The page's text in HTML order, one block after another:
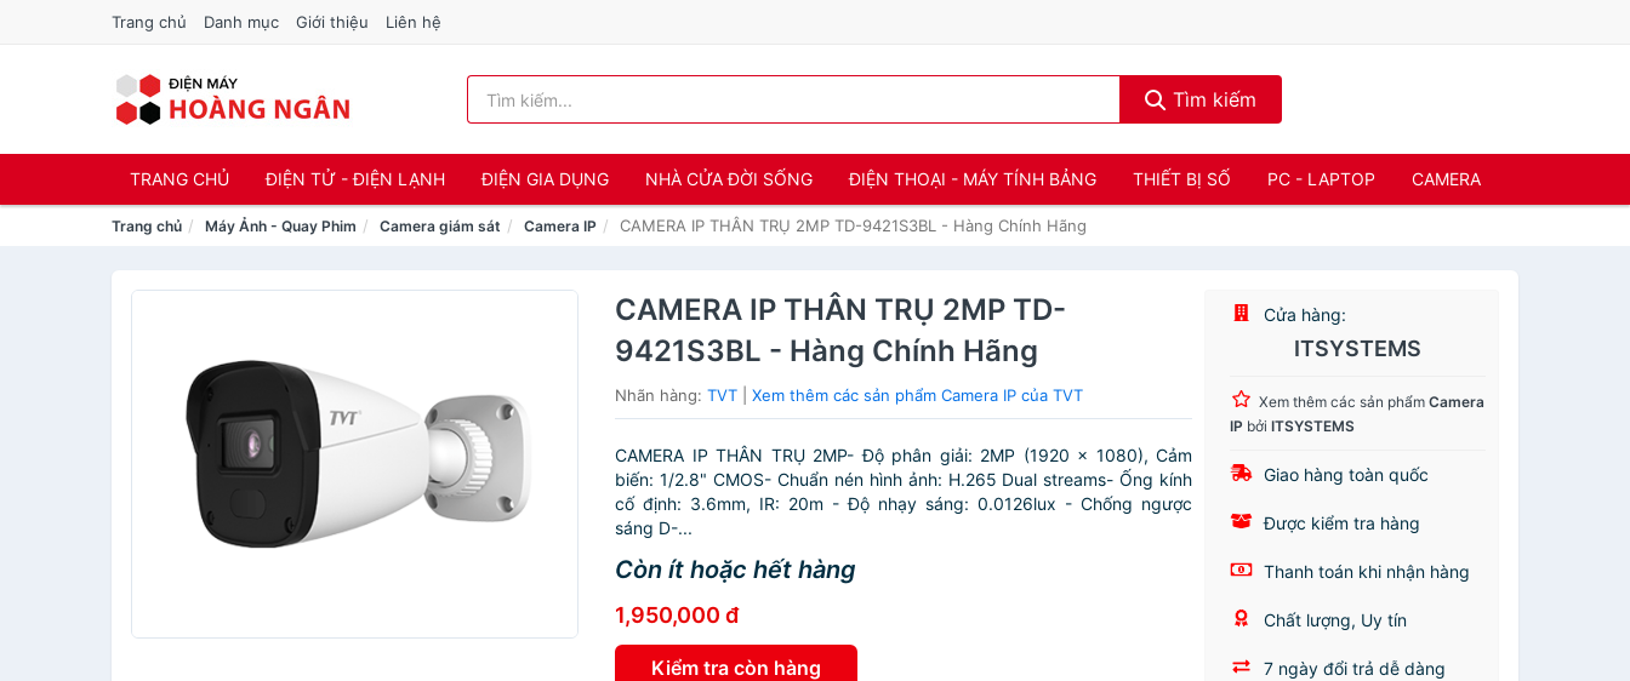
Trang chủ Danh mục Giới thiệu Liên hệ
Tìm kiếm
TRANG CHỦ ĐIỆN TỬ - ĐIỆN LẠNH ĐIỆN GIA DỤNG NHÀ CỬA ĐỜI SỐNG ĐIỆN THOẠI - MÁY TÍNH BẢNG THIẾT BỊ SỐ PC - LAPTOP CAMERA
Trang chủ Máy Ảnh - Quay Phim Camera giám sát Camera IP CAMERA IP THÂN TRỤ 2MP TD-9421S3BL - Hàng Chính Hãng
CAMERA IP THÂN TRỤ 2MP TD-
9421S3BL - Hàng Chính Hãng
Nhãn hàng:TVT |Xem thêm các sản phẩm Camera IP của TVT
CAMERA IP THÂN TRỤ 2MP- Độ phân giải: 2MP (1920 × 1080), Cảm
biến: 1/2.8" CMOS- Chuẩn nén hình ảnh: H.265 Dual streams- Ống kính
cố định: 3.6mm, IR: 20m - Độ nhạy sáng: 0.0126lux - Chống ngược
sáng D-...
Còn ít hoặc hết hàng
1,950,000 đ
Kiểm tra còn hàng
Cửa hàng:
ITSYSTEMS
Xem thêm các sản phẩmCamera
IP bởiITSYSTEMS
Giao hàng toàn quốc
Được kiểm tra hàng
Thanh toán khi nhận hàng
Chất lượng, Uy tín
7 ngày đổi trả dễ dàng